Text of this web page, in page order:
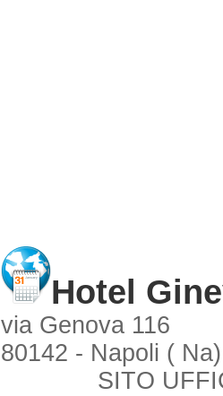
Hotel
via Genova 116
80142 - Napoli ( Na)
SITO